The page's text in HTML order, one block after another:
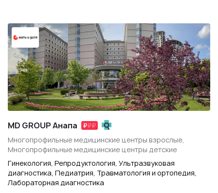
MD GROUP Анапа
Многопрофильные медицинские центры взрослые,
Многопрофильные медицинские центры детские
Гинекология, Репродуктология, Ультразвуковая
диагностика, Педиатрия, Травматология и ортопедия,
Лабораторная диагностика